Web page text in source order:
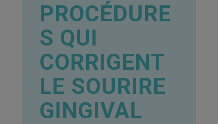
PROCÉDURE
S QUI
CORRIGENT
LE SOURIRE
GINGIVAL